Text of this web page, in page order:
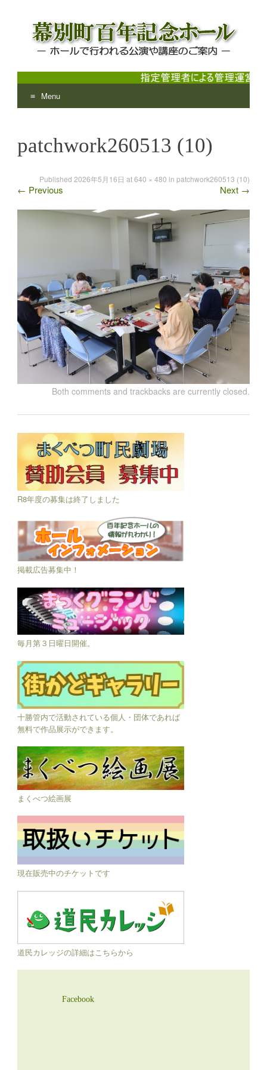
幕別町百年記念ホール
ホールで行われる公演や講座のご案内
Menu
content
patchwork260513 (10)
Published 2026年5月16日 at640 × 480 in patchwork260513 (10)
← Previous Next →
Both comments and trackbacks are currently closed.
R8年度の募集は終了しました
掲載広告募集中！
毎月第３日曜日開催。
十勝管内で活動されている個人・団体であれば
無料で作品展示ができます。
まくべつ絵画展
現在販売中のチケットです
道民カレッジの詳細はこちらから
Facebook